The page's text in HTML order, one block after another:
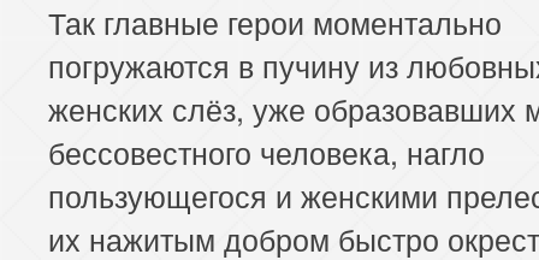
Так главные герои моментально
погружаются в пучину из
женских слёз, уже образовавших
бессовестного человека, нагло
пользующегося и женскими
их нажитым добром быстро